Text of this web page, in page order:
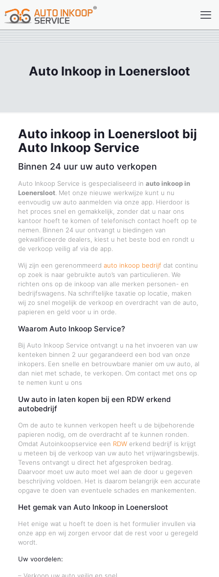
Auto Inkoop in Loenersloot
Auto inkoop in Loenersloot bij
Auto Inkoop Service
Binnen 24 uur uw auto verkopen
Auto Inkoop Service is gespecialiseerd in auto inkoop in
Loenersloot. Met onze nieuwe werkwijze kunt u nu
eenvoudig uw auto aanmelden via onze app. Hierdoor is
het proces snel en gemakkelijk, zonder dat u naar ons
kantoor hoeft te komen of telefonisch contact hoeft op te
nemen. Binnen 24 uur ontvangt u biedingen van
gekwalificeerde dealers, kiest u het beste bod en rondt u
de verkoop veilig af via de app.
Wij zijn een gerenommeerd auto inkoop bedrijfdat continu
op zoek is naar gebruikte auto’s van particulieren. We
richten ons op de inkoop van alle merken personen- en
bedrijfswagens. Na schriftelijke taxatie op locatie, maken
wij zo snel mogelijk de verkoop en overdracht van de auto,
papieren en geld voor u in orde.
Waarom Auto Inkoop Service?
Bij Auto Inkoop Service ontvangt u na het invoeren van uw
kenteken binnen 2 uur gegarandeerd een bod van onze
inkopers. Een snelle en betrouwbare manier om uw auto, al
dan niet met schade, te verkopen. Om contact met ons op
te nemen kunt u ons
Uw auto in laten kopen bij een RDW erkend
autobedrijf
Om de auto te kunnen verkopen heeft u de bijbehorende
papieren nodig, om de overdracht af te kunnen ronden.
Omdat Autoinkoopservice een RDWerkend bedrijf is krijgt
u meteen bij de verkoop van uw auto het vrijwaringsbewijs.
Tevens ontvangt u direct het afgesproken bedrag.
Daarvoor moet uw auto moet wel aan de door u gegeven
beschrijving voldoen. Het is daarom belangrijk een accurate
opgave te doen van eventuele schades en mankementen.
Het gemak van Auto Inkoop in Loenersloot
Het enige wat u hoeft te doen is het formulier invullen via
onze app en wij zorgen ervoor dat de rest voor u geregeld
wordt.
Uw voordelen: